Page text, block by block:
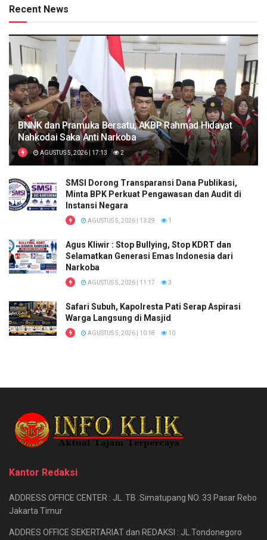
Recent News
BNNK dan Pramuka Bersatu, AKBP Rahmad Hidayat
Nahkodai Saka Anti Narkoba
AGUSTUS 5, 2026 | 17:13 2
SMSI Dorong Transparansi Dana Publikasi,
Minta BPK Perkuat Pengawasan dan Audit di
Instansi Negara
AGUSTUS 5, 2026 | 13:29 1
Agus Kliwir : Stop Bullying, Stop KDRT dan
Selamatkan Generasi Emas Indonesia dari
Narkoba
AGUSTUS 5, 2026 | 11:17 3
Safari Subuh, Kapolresta Pati Serap Aspirasi
Warga Langsung di Masjid
AGUSTUS 5, 2026 | 10:18 10
Kantor Redaksi
ADDRESS OFFICE CENTER : JL. TB .Simatupang NO. 33 Pasar Rebo
Jakarta Timur
ADDRES OFFICE SEKERTARIAT dan REDAKSI : JL.Tondonegoro